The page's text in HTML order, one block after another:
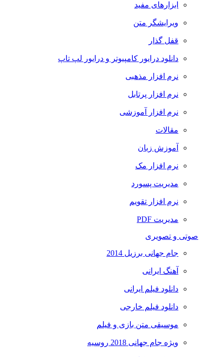
ابزارهای مفید
ویرایشگر متن
قفل گذار
دانلود درایور کامپیوتر و درایور لپ تاپ
نرم افزار مذهبی
نرم افزار پرتابل
نرم افزار آموزشی
مقالات
آموزش زبان
نرم افزار مک
مدیریت پسورد
نرم افزار تقویم
مدیریت PDF
صوتی و تصویری
جام جهانی برزیل 2014
آهنگ ایرانی
دانلود فیلم ایرانی
دانلود فیلم خارجی
موسیقی متن بازی و فیلم
ویژه جام جهانی 2018 روسیه